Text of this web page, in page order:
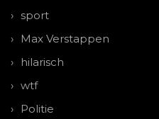
sport
Max Verstappen
hilarisch
wtf
Politie